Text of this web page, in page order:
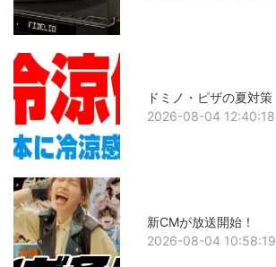
ドミノ・ピザの夏対策
2026-08-04 12:40:18
新CMが放送開始！
2026-08-04 10:58:19